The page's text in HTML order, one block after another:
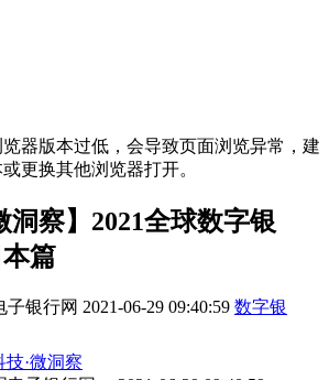
器版本过低，会导致页面浏览异常，建
更换其他浏览器打开。
洞察】2021全球数字银
篇
子银行网 2021-06-29 09:40:59 数字银
技·微洞察